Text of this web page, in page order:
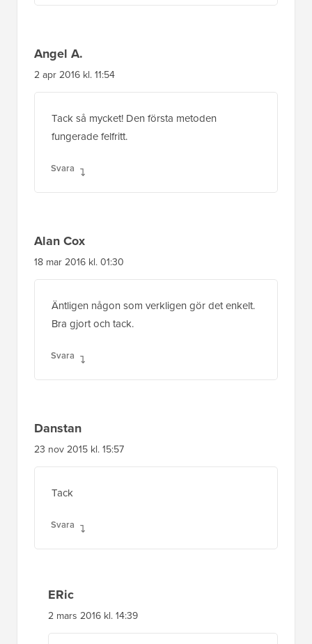
Angel A.
2 apr 2016 kl. 11:54
Tack så mycket! Den första metoden
fungerade felfritt.
Svara
Alan Cox
18 mar 2016 kl. 01:30
Äntligen någon som verkligen gör det enkelt.
Bra gjort och tack.
Svara
Danstan
23 nov 2015 kl. 15:57
Tack
Svara
ERic
2 mars 2016 kl. 14:39